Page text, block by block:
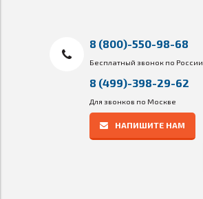
8 (800)-550-98-68
Бесплатный звонок по России
8 (499)-398-29-62
Для звонков по Москве
НАПИШИТЕ НАМ